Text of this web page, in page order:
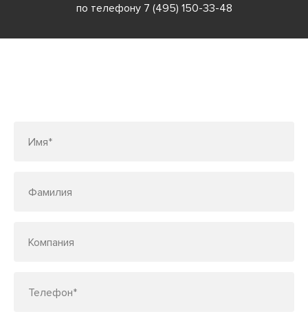
по телефону 7 (495) 150-33-48
Имя*
Фамилия
Компания
Телефон*